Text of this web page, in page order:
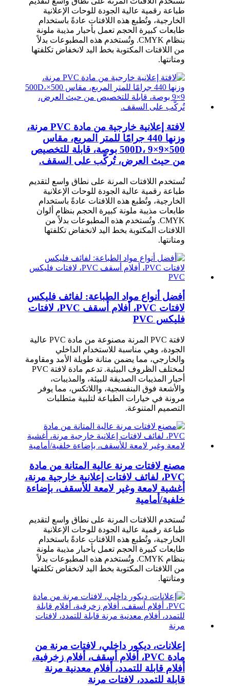
طباعة رقمية عالية الجودة للوحات الإعلانية
الخارجية، وتُطبع هذه اللافتات عادةً باستخدام
طابعات كبيرة الحجم تعمل بأحبار مذيبة ملونة
بنظام CMYK. وتُستخدم هذه المطبوعات بدلاً
من اللافتات المكتوبة بخط اليد لانخفاض تكلفتها
ومتانتها.
لافتة إعلانية خارجية من مادة PVC مرنة،
وزنها 440 جرامًا للمتر المربع، مقاس
500×500D، 9×9 بوصة، قابلة للتخصيص
من حيث العرض، تُركّب على السقف.
تُستخدم اللافتات المرنة على نطاق واسع لتقديم
طباعة رقمية عالية الجودة للوحات الإعلانية
الخارجية، وتُطبع هذه اللافتات عادةً باستخدام
طابعات مذيبة ملونة كبيرة الحجم بنظام ألوان
CMYK. وتُستخدم هذه المطبوعات بدلاً من
اللافتات المكتوبة بخط اليد لانخفاض تكلفتها
ومتانتها.
أفضل أنواع مواد الطباعة: لفائف فليكس
لافتات PVC، أفلام أسقف PVC، لافتات
فليكس PVC
لافتة PVC المرنة مصنوعة من مادة PVC عالية
الجودة، وهي مناسبة للاستخدام الداخلي
والخارجي، مما يضمن متانة طويلة الأمد ومقاومة
لمختلف الظروف البيئية. تدعم مادة لافتة PVC
أحبار المذيبات الصديقة للبيئة، والمذيبات،
والأشعة فوق البنفسجية، واللاتكس، مما يوفر
مرونة في خيارات الطباعة لتلبية متطلبات
التصميم المتنوعة.
مصنع لافتات مرنة عالية المتانة من مادة
PVC، لفائف لافتات إعلانية خارجية مرنة،
أغشية لامعة وغير لامعة للأسقف، بإضاءة
خلفية/أمامية
تُستخدم اللافتات المرنة على نطاق واسع لتقديم
طباعة رقمية عالية الجودة للوحات الإعلانية
الخارجية، وتُطبع هذه اللافتات عادةً باستخدام
طابعات كبيرة الحجم تعمل بأحبار مذيبة ملونة
بنظام CMYK. وتُستخدم هذه المطبوعات بدلاً
من اللافتات المكتوبة بخط اليد لانخفاض تكلفتها
ومتانتها.
إعلانات، ديكور داخلي، لافتات مرنة من
مادة PVC، أفلام أسقف، أفلام زخرفية،
أفلام قابلة للتمدد، أفلام معدنية مرنة
قابلة للتمدد، لافتات مرنة